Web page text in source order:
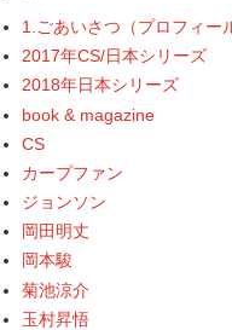
1.ごあいさつ（プロフィー
2017年CS/日本シリーズ
2018年日本シリーズ
book & magazine
CS
カープファン
ジョンソン
岡田明丈
岡本駿
菊池涼介
玉村昇悟